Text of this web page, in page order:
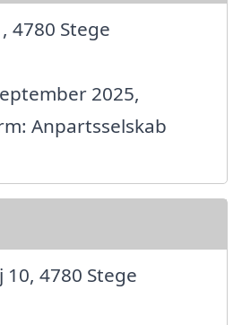
4780 Stege
2025,
Anpartsselskab
4780 Stege